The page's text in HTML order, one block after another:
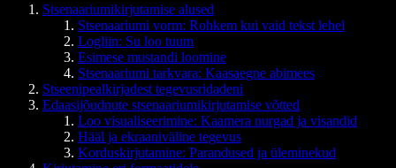
Stsenaariumikirjutamise alused
Stsenaariumi vorm: Rohkem kui vaid tekst lehel
Logliin: Su loo tuum
Esimese mustandi loomine
Stsenaariumi tarkvara: Kaasaegne abimees
Stseenipealkirjadest tegevusridadeni
Edaasijõudnute stsenaariumikirjutamise võtted
Loo visualiseerimine: Kaamera nurgad ja visandid
Hääl ja ekraaniväline tegevus
Korduskirjutamine: Parandused ja üleminekud